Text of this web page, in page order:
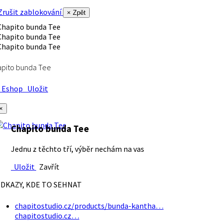
zablokování
× Zpět
bunda Tee
Uložit
Chapito bunda Tee
Jednu z těchto tří, výběr nechám na vas
Uložit Zavřít
KDE TO SEHNAT
chapitostudio.cz/products/bunda-kantha…
chapitostudio.cz…